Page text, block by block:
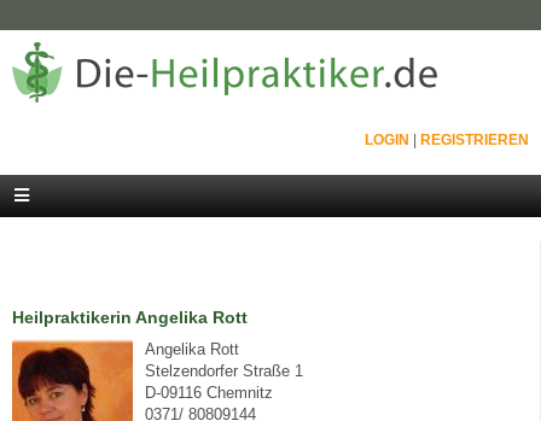
LOGIN REGISTRIEREN
Heilpraktikerin Angelika Rott
Angelika Rott
Stelzendorfer Straße 1
D-09116 Chemnitz
0371/ 80809144